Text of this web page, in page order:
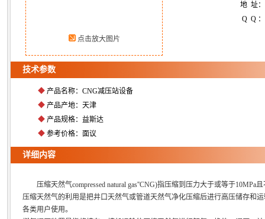
点击放大图片
地 址：
Q Q ：
技术参数
◆ 产品名称：CNG减压站设备
◆ 产品产地：天津
◆ 产品规格：益斯达
◆ 参考价格：面议
详细内容
压缩天然气compressed natural gas''CNG)指压缩到压力大于或等于10MPa
压缩天然气的利用是把井口天然气或管道天然气净化压缩后进行高压储存和
各类用户使用。